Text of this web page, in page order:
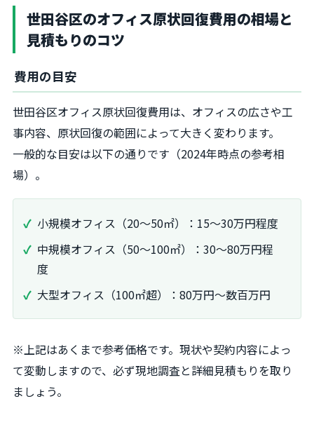
世田谷区のオフィス原状回復費用の相場と
見積もりのコツ
費用の目安
世田谷区オフィス原状回復費用は、オフィスの広さや工
事内容、原状回復の範囲によって大きく変わります。
一般的な目安は以下の通りです（2024年時点の参考相
場）。
小規模オフィス（20〜50㎡）：15〜30万円程度
中規模オフィス（50〜100㎡）：30〜80万円程
度
大型オフィス（100㎡超）：80万円〜数百万円
※上記はあくまで参考価格です。現状や契約内容によっ
て変動しますので、必ず現地調査と詳細見積もりを取り
ましょう。